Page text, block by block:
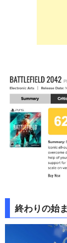
終わりの始ま